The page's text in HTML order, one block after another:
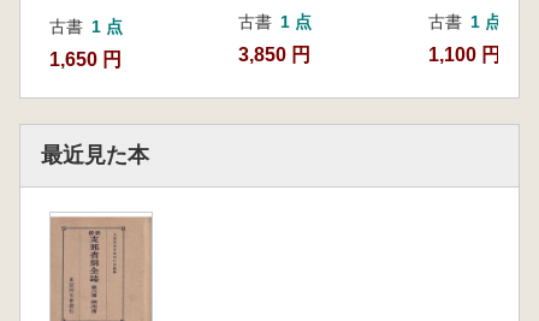
古書 1 点
1,650 円
古書 1 点
3,850 円
古書 1 点
1,100 円
最近見た本